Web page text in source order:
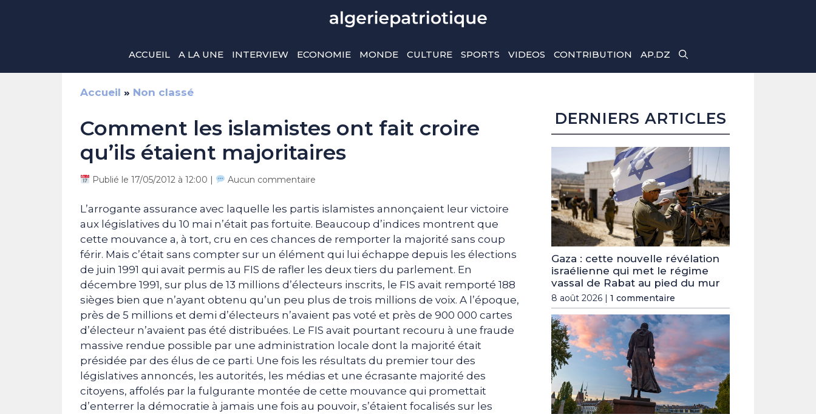
ACCUEIL A LA UNE INTERVIEW ECONOMIE MONDE CULTURE SPORTS VIDEOS CONTRIBUTION AP.DZ
Accueil » Non classé
Comment les islamistes ont fait croire
qu’ils étaient majoritaires
Publié le 17/05/2012 à 12:00 | Aucun commentaire
L’arrogante assurance avec laquelle les partis islamistes annonçaient leur victoire
aux législatives du 10 mai n’était pas fortuite. Beaucoup d’indices montrent que
cette mouvance a, à tort, cru en ces chances de remporter la majorité sans coup
férir. Mais c’était sans compter sur un élément qui lui échappe depuis les élections
de juin 1991 qui avait permis au FIS de rafler les deux tiers du parlement. En
décembre 1991, sur plus de 13 millions d’électeurs inscrits, le FIS avait remporté 188
sièges bien que n’ayant obtenu qu’un peu plus de trois millions de voix. A l’époque,
près de 5 millions et demi d’électeurs n’avaient pas voté et près de 900 000 cartes
d’électeur n’avaient pas été distribuées. Le FIS avait pourtant recouru à une fraude
massive rendue possible par une administration locale dont la majorité était
présidée par des élus de ce parti. Une fois les résultats du premier tour des
législatives annoncés, les autorités, les médias et une écrasante majorité des
citoyens, affolés par la fulgurante montée de cette mouvance qui promettait
d’enterrer la démocratie à jamais une fois au pouvoir, s’étaient focalisés sur les
DERNIERS ARTICLES
Gaza : cette nouvelle révélation
israélienne qui met le régime
vassal de Rabat au pied du mur
8 août 2026 | 1 commentaire